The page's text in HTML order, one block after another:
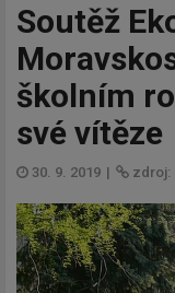
Soutěž
školním
své vítěze
30. 9. 2019 | zdroj: